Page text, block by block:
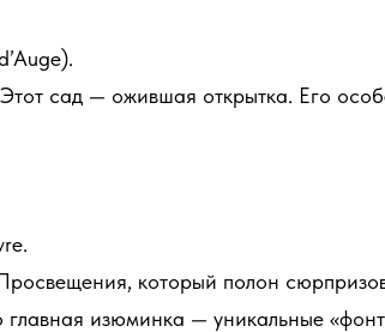
сад — ожившая открытка. Его
Просвещения, который полон
изюминка — уникальные